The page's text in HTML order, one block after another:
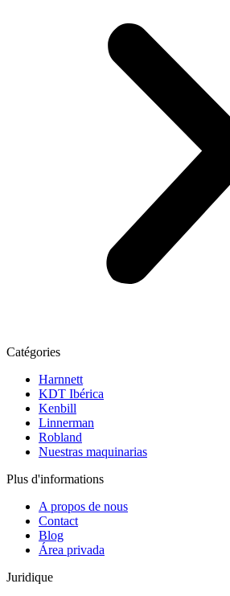
Catégories
Harnnett
KDT Ibérica
Kenbill
Linnerman
Robland
Nuestras maquinarias
Plus d'informations
A propos de nous
Contact
Blog
Área privada
Juridique